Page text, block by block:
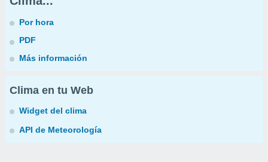
Por hora
PDF
Más información
Clima en tu Web
Widget del clima
API de Meteorología